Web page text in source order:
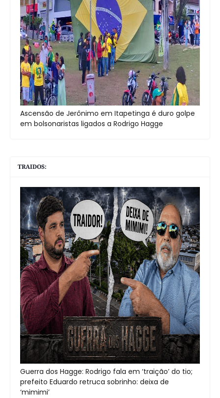
Ascensão de Jerônimo em Itapetinga é duro golpe
em bolsonaristas ligados a Rodrigo Hagge
TRAIDOS:
Guerra dos Hagge: Rodrigo fala em ‘traição’ do tio;
prefeito Eduardo retruca sobrinho: deixa de
‘mimimi’